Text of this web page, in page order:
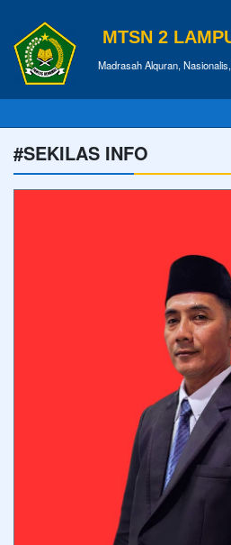
MTSN 2
Madrasah Alquran,
#SEKILAS INFO